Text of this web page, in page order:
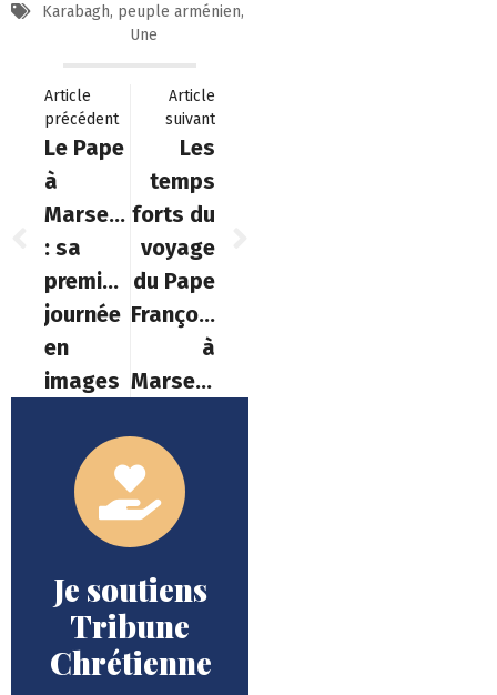
Karabagh, peuple arménien,
Une
Article
précédent
Le Pape
à
Marseille
: sa
première
journée
en
images
Article
suivant
Les
temps
forts du
voyage
du Pape
François
à
Marseille
Je soutiens
Tribune
Chrétienne